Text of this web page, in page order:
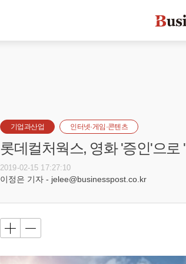
기업과산업 인터넷·게임·콘텐츠
롯데컬처웍스, 영화 '증인'으
2019-02-15 17:27:10
이정은 기자 - jelee@businesspost.co.kr